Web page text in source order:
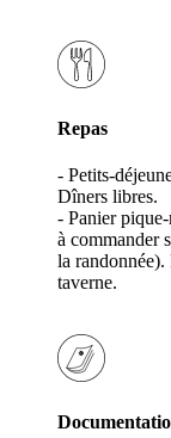
Repas
- Petits-
Dîners libres.
- Panier
à commander
la randonnée).
taverne.